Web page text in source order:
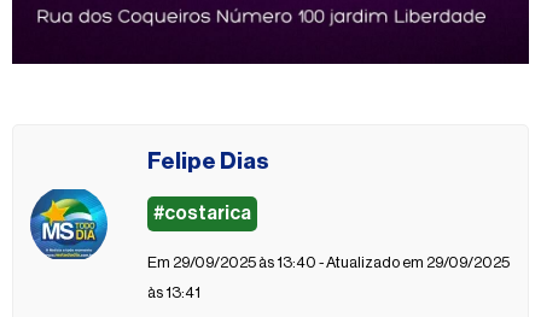
Felipe Dias
#costarica
Em 29/09/2025 às 13:40 - Atualizado em 29/09/2025
às 13:41